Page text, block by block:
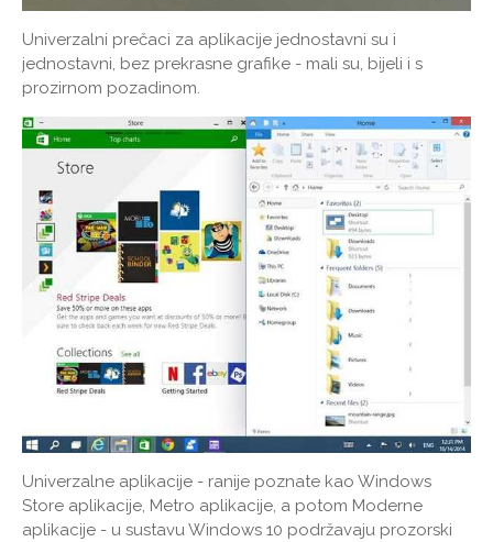
Univerzalni prečaci za aplikacije jednostavni su i
jednostavni, bez prekrasne grafike - mali su, bijeli i s
prozirnom pozadinom.
Univerzalne aplikacije - ranije poznate kao Windows
Store aplikacije, Metro aplikacije, a potom Moderne
aplikacije - u sustavu Windows 10 podržavaju prozorski